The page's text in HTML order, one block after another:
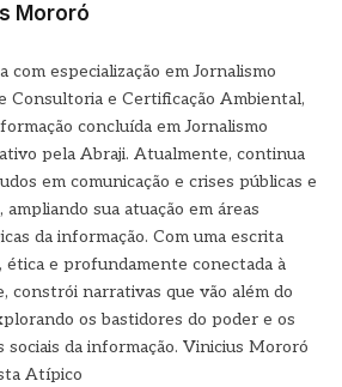
Mororó
com especialização em Jornalismo
Consultoria e Certificação Ambiental,
concluída em Jornalismo
pela Abraji. Atualmente, continua
em comunicação e crises públicas e
ampliando sua atuação em áreas
da informação. Com uma escrita
ética e profundamente conectada à
constrói narrativas que vão além do
os bastidores do poder e os
sociais da informação. Vinicius Mororó
Atípico